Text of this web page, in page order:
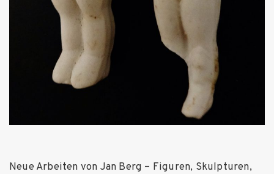
Neue Arbeiten von Jan Berg – Figuren, Skulpturen,